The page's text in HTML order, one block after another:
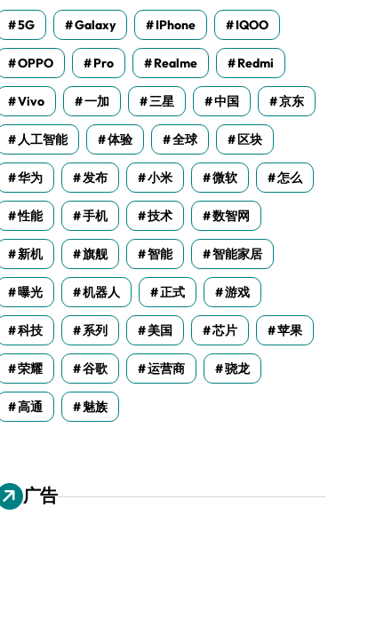
5G Galaxy IPhone IQOO
OPPO Pro Realme Redmi
Vivo 一加 三星 中国 京东
人工智能 体验 全球 区块
华为 发布 小米 微软 怎么
性能 手机 技术 数智网
新机 旗舰 智能 智能家居
曝光 机器人 正式 游戏
科技 系列 美国 芯片 苹果
荣耀 谷歌 运营商 骁龙
高通 魅族
广告